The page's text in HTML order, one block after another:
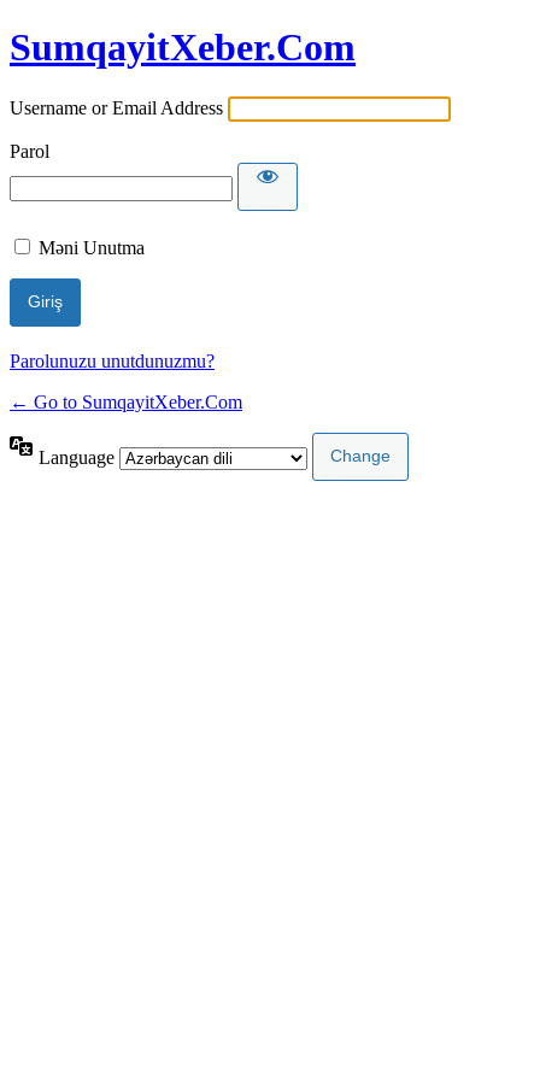
SumqayitXeber.Com
Username or Email Address
Parol
Məni Unutma
Parolunuzu unutdunuzmu?
← Go to SumqayitXeber.Com
Language